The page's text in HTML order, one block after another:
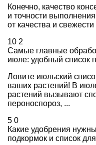
Конечно, качество
и точности
от качества и
10 2
Самые главные
июле: удобный список
Ловите июльский
ваших растений! В
растений вызывают
пероноспороз, ...
5 0
Какие удобрения
подкормок и список